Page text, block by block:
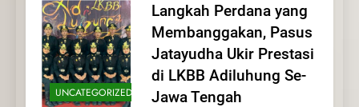
UNCATEGORIZED
Langkah Perdana yang
Membanggakan, Pasus
Jatayudha Ukir Prestasi
di LKBB Adiluhung Se-
Jawa Tengah